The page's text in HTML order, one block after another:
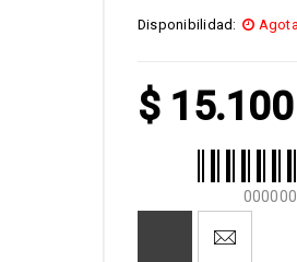
Disponibilidad:
$ 15.100